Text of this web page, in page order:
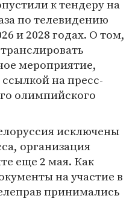
к тендеру на
по телевидению
и 2028 годах. О том,
мероприятие,
ссылкой на пресс-
олимпийского
исключены
организация
еще 2 мая. Как
на участие в
принимались